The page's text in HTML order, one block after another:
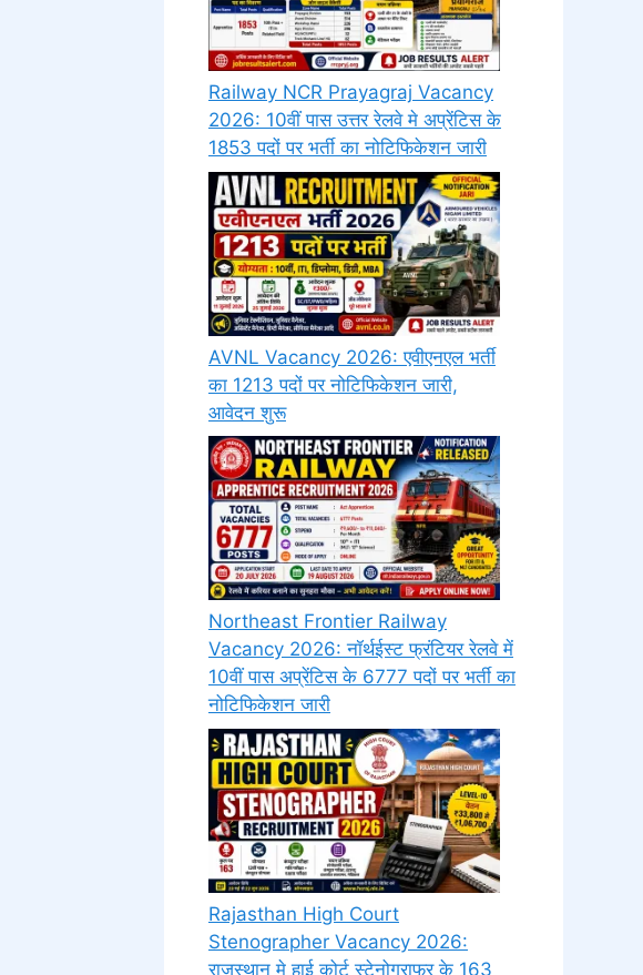
Railway NCR Prayagraj Vacancy
2026: 10वीं पास उत्तर रेलवे मे अप्रेंटिस के
1853 पदों पर भर्ती का नोटिफिकेशन जारी
AVNL Vacancy 2026: एवीएनएल भर्ती
का 1213 पदों पर नोटिफिकेशन जारी,
आवेदन शुरू
Northeast Frontier Railway
Vacancy 2026: नॉर्थईस्ट फ्रंटियर रेलवे में
10वीं पास अप्रेंटिस के 6777 पदों पर भर्ती का
नोटिफिकेशन जारी
Rajasthan High Court
Stenographer Vacancy 2026:
राजस्थान मे हाई कोर्ट स्टेनोग्राफर के 163